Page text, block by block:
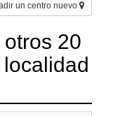
un centro nuevo
20